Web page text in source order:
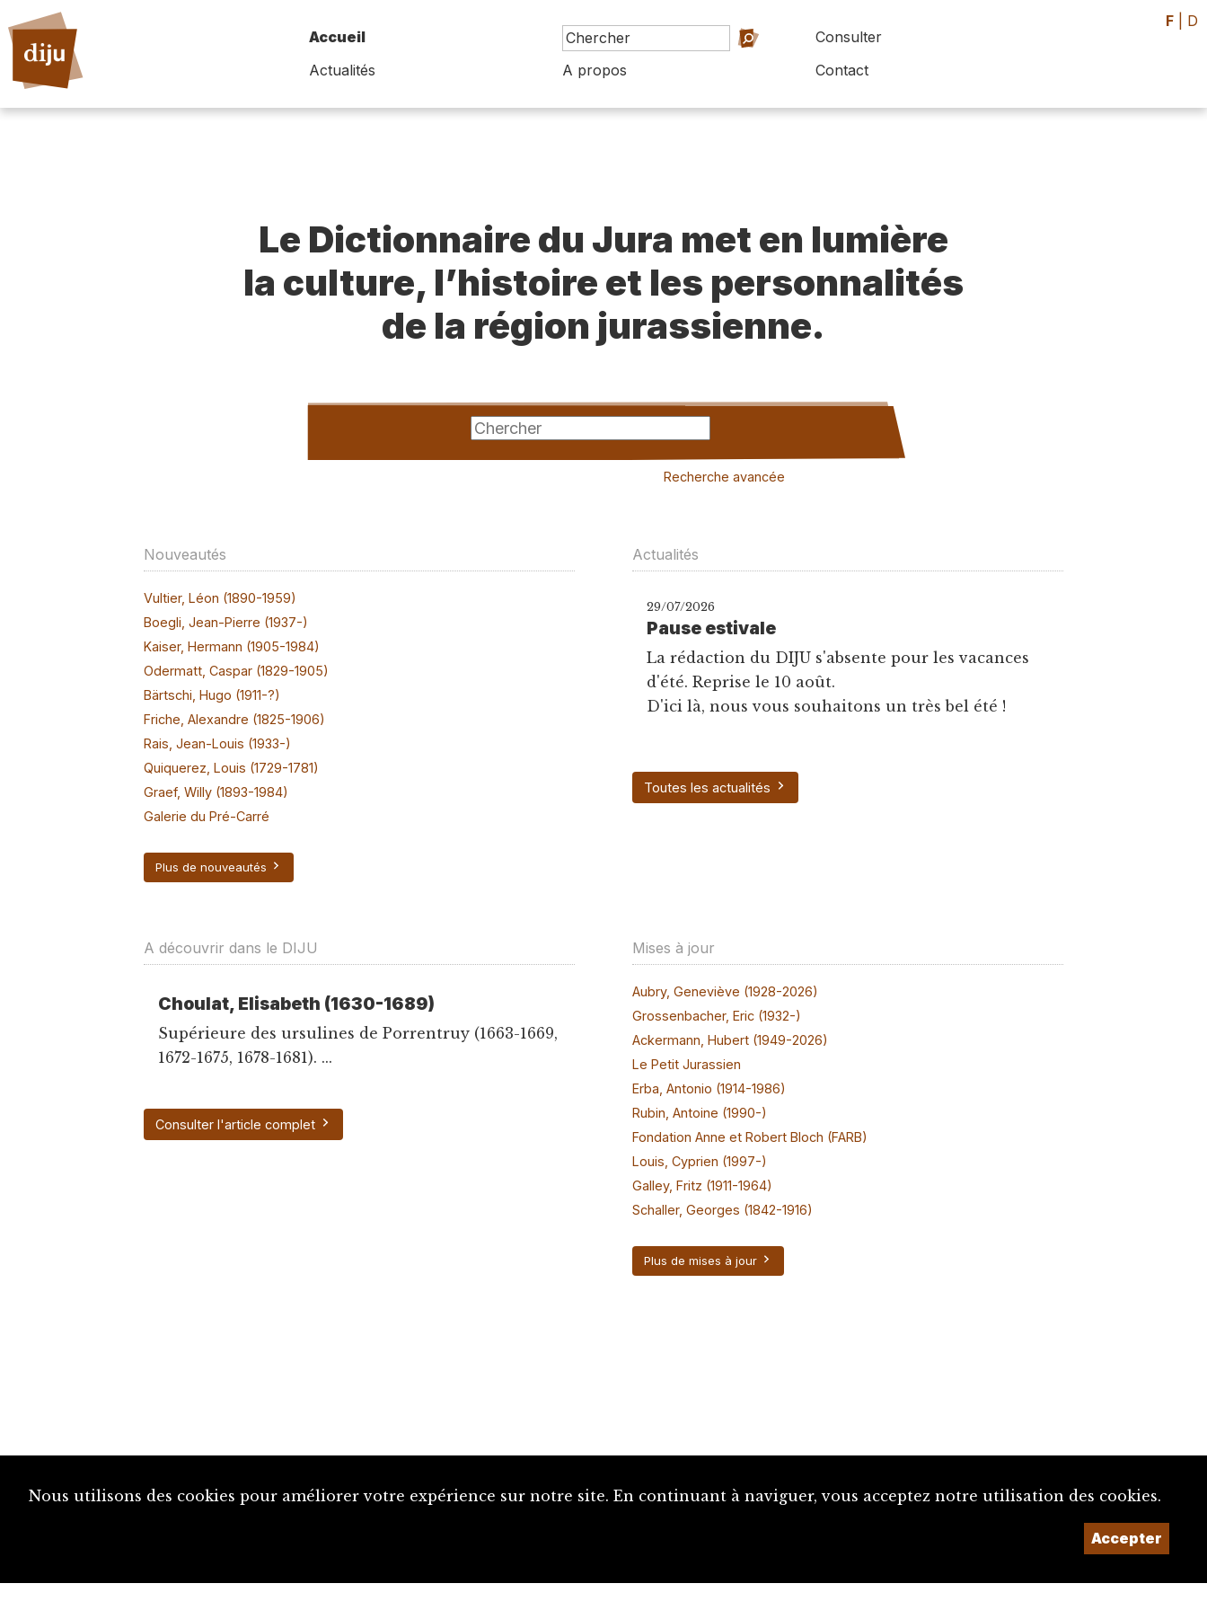
Accueil
Consulter
Actualités
A propos Contact
F D
Le Dictionnaire du Jura met en lumière
la culture, l’histoire et les personnalités
de la région jurassienne.
Recherche avancée
Nouveautés
Vultier, Léon (1890-1959)
Boegli, Jean-Pierre (1937-)
Kaiser, Hermann (1905-1984)
Odermatt, Caspar (1829-1905)
Bärtschi, Hugo (1911-?)
Friche, Alexandre (1825-1906)
Rais, Jean-Louis (1933-)
Quiquerez, Louis (1729-1781)
Graef, Willy (1893-1984)
Galerie du Pré-Carré
Plus de nouveautés
Actualités
29/07/2026
Pause estivale
La rédaction du DIJU s'absente pour les vacances
d'été. Reprise le 10 août.
D'ici là, nous vous souhaitons un très bel été !
Toutes les actualités
A découvrir dans le DIJU
Choulat, Elisabeth (1630-1689)
Supérieure des ursulines de Porrentruy (1663-1669,
1672-1675, 1678-1681). ...
Consulter l'article complet
Mises à jour
Aubry, Geneviève (1928-2026)
Grossenbacher, Eric (1932-)
Ackermann, Hubert (1949-2026)
Le Petit Jurassien
Erba, Antonio (1914-1986)
Rubin, Antoine (1990-)
Fondation Anne et Robert Bloch (FARB)
Louis, Cyprien (1997-)
Galley, Fritz (1911-1964)
Schaller, Georges (1842-1916)
Plus de mises à jour
Un projet de la
Nous utilisons des cookies pour améliorer votre expérience sur notre site. En continuant à naviguer, vous acceptez notre utilisation des cookies.
Accepter